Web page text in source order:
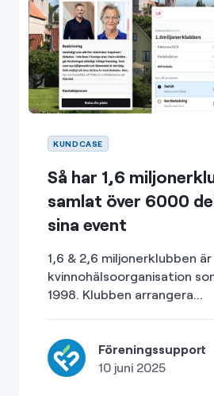
KUNDCASE
Så har 1,6
samlat över 6000
sina event
1,6 & 2,6 miljonerklubben
kvinnohälsoorganisation
1998. Klubben arrangera...
Föreningssupport
10 juni 2025